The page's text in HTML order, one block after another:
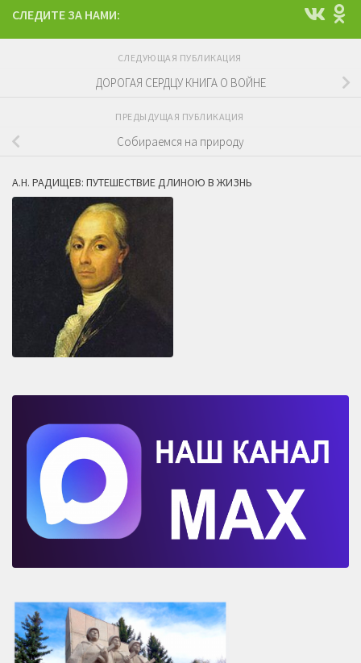
СЛЕДИТЕ ЗА НАМИ:
СЛЕДУЮЩАЯ ПУБЛИКАЦИЯ
ДОРОГАЯ СЕРДЦУ КНИГА О ВОЙНЕ
ПРЕДЫДУЩАЯ ПУБЛИКАЦИЯ
Собираемся на природу
А.Н. РАДИЩЕВ: ПУТЕШЕСТВИЕ ДЛИНОЮ В ЖИЗНЬ